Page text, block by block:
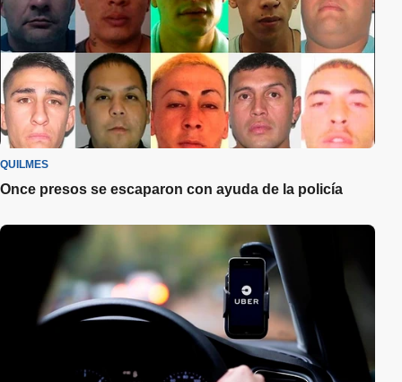
QUILMES
Once presos se escaparon con ayuda de la policía